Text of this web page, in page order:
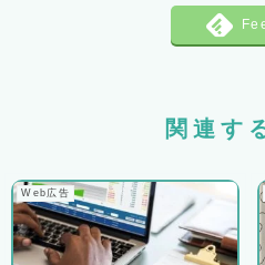
関連す
Web広告